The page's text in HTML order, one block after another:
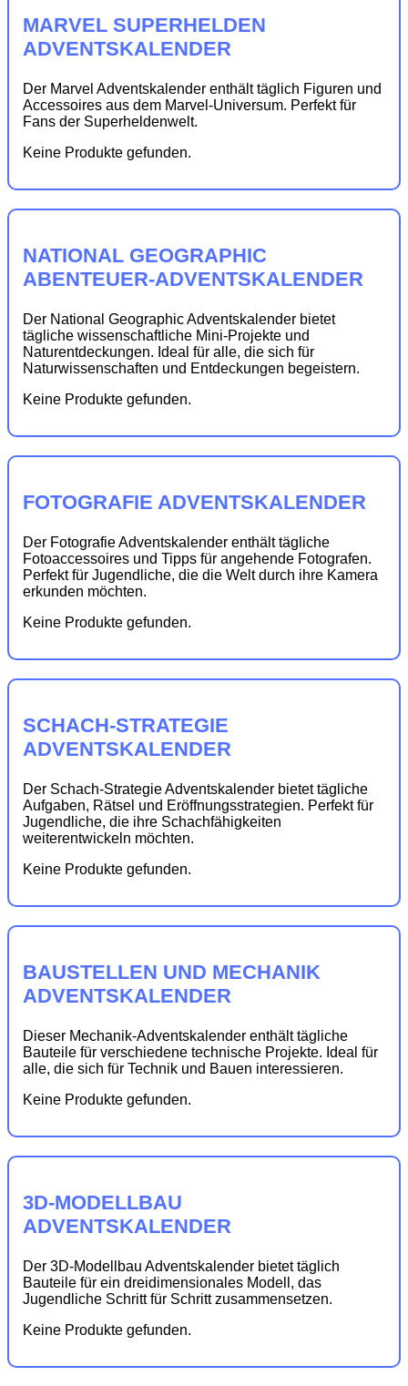
MARVEL SUPERHELDEN
ADVENTSKALENDER
Der Marvel Adventskalender enthält täglich Figuren und
Accessoires aus dem Marvel-Universum. Perfekt für
Fans der Superheldenwelt.
Keine Produkte gefunden.
NATIONAL GEOGRAPHIC
ABENTEUER-ADVENTSKALENDER
Der National Geographic Adventskalender bietet
tägliche wissenschaftliche Mini-Projekte und
Naturentdeckungen. Ideal für alle, die sich für
Naturwissenschaften und Entdeckungen begeistern.
Keine Produkte gefunden.
FOTOGRAFIE ADVENTSKALENDER
Der Fotografie Adventskalender enthält tägliche
Fotoaccessoires und Tipps für angehende Fotografen.
Perfekt für Jugendliche, die die Welt durch ihre Kamera
erkunden möchten.
Keine Produkte gefunden.
SCHACH-STRATEGIE
ADVENTSKALENDER
Der Schach-Strategie Adventskalender bietet tägliche
Aufgaben, Rätsel und Eröffnungsstrategien. Perfekt für
Jugendliche, die ihre Schachfähigkeiten
weiterentwickeln möchten.
Keine Produkte gefunden.
BAUSTELLEN UND MECHANIK
ADVENTSKALENDER
Dieser Mechanik-Adventskalender enthält tägliche
Bauteile für verschiedene technische Projekte. Ideal für
alle, die sich für Technik und Bauen interessieren.
Keine Produkte gefunden.
3D-MODELLBAU
ADVENTSKALENDER
Der 3D-Modellbau Adventskalender bietet täglich
Bauteile für ein dreidimensionales Modell, das
Jugendliche Schritt für Schritt zusammensetzen.
Keine Produkte gefunden.